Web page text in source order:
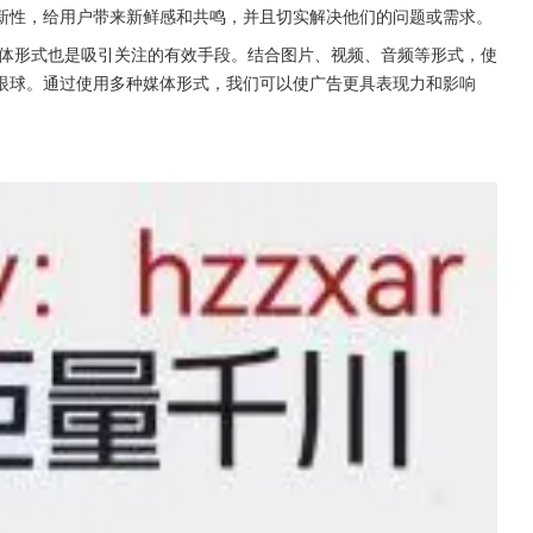
，给用户带来新鲜感和共鸣，并且切实解决他们的问题或需求。
式也是吸引关注的有效手段。结合图片、视频、音频等形式，使
。通过使用多种媒体形式，我们可以使广告更具表现力和影响